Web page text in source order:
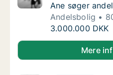
Ane søger
Ane søger
Andelsbolig
Ane søger
3.000.000 DKK
Ane søger andelsbolig i
Mere